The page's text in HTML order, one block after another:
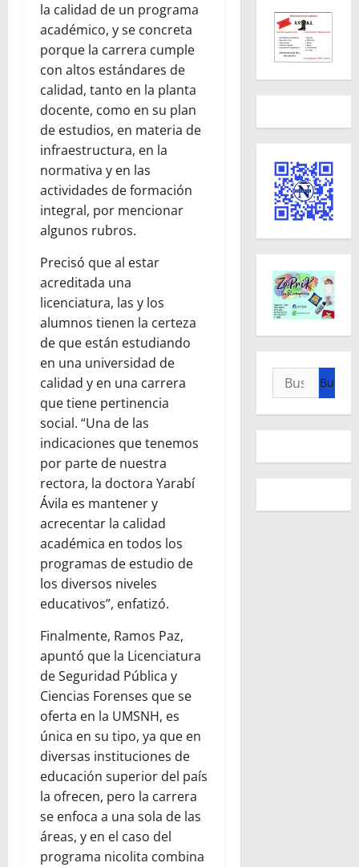
la calidad de un programa
académico, y se concreta
porque la carrera cumple
con altos estándares de
calidad, tanto en la planta
docente, como en su plan
de estudios, en materia de
infraestructura, en la
normativa y en las
actividades de formación
integral, por mencionar
algunos rubros.
Precisó que al estar
acreditada una
licenciatura, las y los
alumnos tienen la certeza
de que están estudiando
en una universidad de
calidad y en una carrera
que tiene pertinencia
social. “Una de las
indicaciones que tenemos
por parte de nuestra
rectora, la doctora Yarabí
Ávila es mantener y
acrecentar la calidad
académica en todos los
programas de estudio de
los diversos niveles
educativos”, enfatizó.
Finalmente, Ramos Paz,
apuntó que la Licenciatura
de Seguridad Pública y
Ciencias Forenses que se
oferta en la UMSNH, es
única en su tipo, ya que en
diversas instituciones de
educación superior del país
la ofrecen, pero la carrera
se enfoca a una sola de las
áreas, y en el caso del
programa nicolita combina
Buscar: